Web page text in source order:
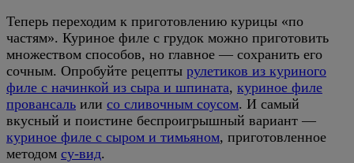
Теперь переходим к приготовлению курицы «по
частям». Куриное филе с грудок можно приготовить
множеством способов, но главное — сохранить его
сочным. Опробуйте рецепты рулетиков из куриного
филе с начинкой из сыра и шпината, куриное филе
провансаль или со сливочным соусом. И самый
вкусный и поистине беспроигрышный вариант —
куриное филе с сыром и тимьяном, приготовленное
методом су-вид.